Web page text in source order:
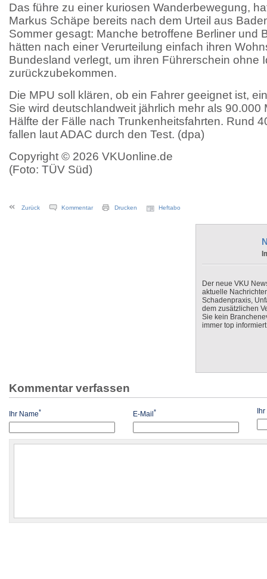
Das führe zu einer kuriosen Wanderbewegung,
Markus Schäpe bereits nach dem Urteil aus
Sommer gesagt: Manche betroffene Berliner und
hätten nach einer Verurteilung einfach ihren
Bundesland verlegt, um ihren Führerschein ohne
zurückzubekommen.
Die MPU soll klären, ob ein Fahrer geeignet ist,
Sie wird deutschlandweit jährlich mehr als 90.000
Hälfte der Fälle nach Trunkenheitsfahrten. Rund
fallen laut ADAC durch den Test. (dpa)
Copyright © 2026 VKUonline.de
(Foto: TÜV Süd)
Zurück Kommentar Drucken Heftabo
Der neue VKU
aktuelle
Schadenpraxis,
dem zusätzlichen
Sie kein
immer top
Kommentar verfassen
Ihr Name* E-Mail* Ihr